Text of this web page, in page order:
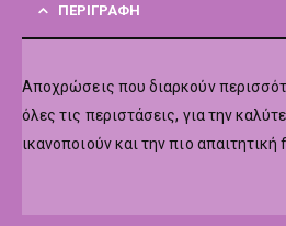
ΠΕΡΙΓΡΑΦΉ
Αποχρώσεις που διαρκούν
όλες τις περιστάσεις, για την
ικανοποιούν και την πιο